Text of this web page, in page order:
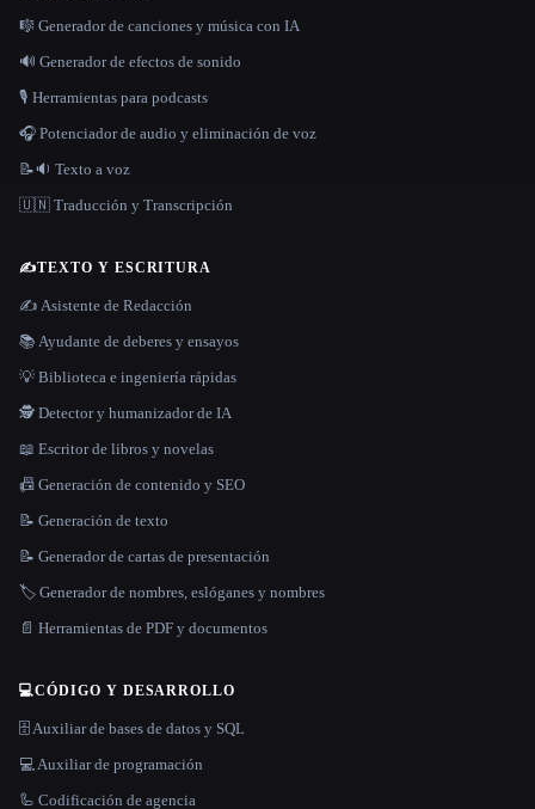
🎼 Generador de canciones y música con IA
🔊 Generador de efectos de sonido
🎙️ Herramientas para podcasts
🎧 Potenciador de audio y eliminación de voz
📝🔉 Texto a voz
🇺🇳 Traducción y Transcripción
✍️TEXTO Y ESCRITURA
✍️ Asistente de Redacción
📚 Ayudante de deberes y ensayos
💡 Biblioteca e ingeniería rápidas
🕵️ Detector y humanizador de IA
📖 Escritor de libros y novelas
📠 Generación de contenido y SEO
📝 Generación de texto
📝 Generador de cartas de presentación
🏷️ Generador de nombres, eslóganes y nombres
📄 Herramientas de PDF y documentos
💻CÓDIGO Y DESARROLLO
🗄️ Auxiliar de bases de datos y SQL
💻 Auxiliar de programación
🦾 Codificación de agencia